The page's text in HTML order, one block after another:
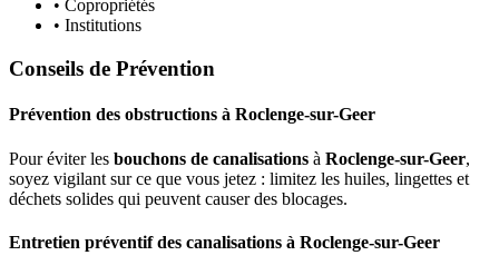
• Copropriétés
• Institutions
Conseils de Prévention
Prévention des obstructions à Roclenge-sur-Geer
Pour éviter les bouchons de canalisations à Roclenge-sur-Geer,
soyez vigilant sur ce que vous jetez : limitez les huiles, lingettes et
déchets solides qui peuvent causer des blocages.
Entretien préventif des canalisations à Roclenge-sur-Geer